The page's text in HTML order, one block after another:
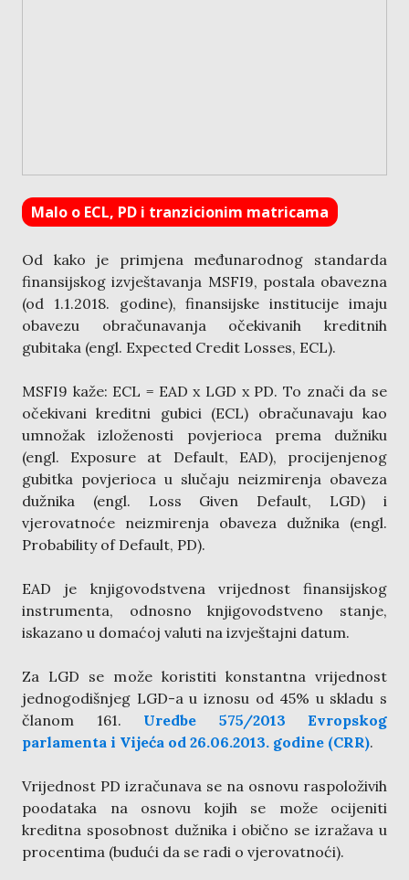
Malo o ECL, PD i tranzicionim matricama
Od kako je primjena međunarodnog standarda
finansijskog izvještavanja MSFI9, postala obavezna
(od 1.1.2018. godine), finansijske institucije imaju
obavezu obračunavanja očekivanih kreditnih
gubitaka (engl. Expected Credit Losses, ECL).
MSFI9 kaže: ECL = EAD x LGD x PD. To znači da se
očekivani kreditni gubici (ECL) obračunavaju kao
umnožak izloženosti povjerioca prema dužniku
(engl. Exposure at Default, EAD), procijenjenog
gubitka povjerioca u slučaju neizmirenja obaveza
dužnika (engl. Loss Given Default, LGD) i
vjerovatnoće neizmirenja obaveza dužnika (engl.
Probability of Default, PD).
EAD je knjigovodstvena vrijednost finansijskog
instrumenta, odnosno knjigovodstveno stanje,
iskazano u domaćoj valuti na izvještajni datum.
Za LGD se može koristiti konstantna vrijednost
jednogodišnjeg LGD-a u iznosu od 45% u skladu s
članom 161. Uredbe 575/2013 Evropskog
parlamenta i Vijeća od 26.06.2013. godine (CRR).
Vrijednost PD izračunava se na osnovu raspoloživih
poodataka na osnovu kojih se može ocijeniti
kreditna sposobnost dužnika i obično se izražava u
procentima (budući da se radi o vjerovatnoći).